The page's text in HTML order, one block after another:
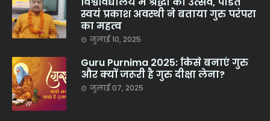
स्वयं प्रकाश अवस्थी ने बताया गुरु परंपरा
का महत्व
जुलाई 10, 2025
Guru Purnima 2025: किसे बनाएं गुरु
और क्यों जरूरी है गुरु दीक्षा लेना?
जुलाई 07, 2025